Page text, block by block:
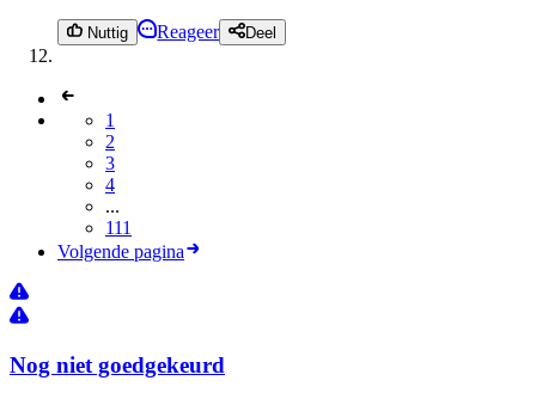
Nuttig Reageer Deel
1
2
3
4
...
111
Volgende pagina
Nog niet goedgekeurd